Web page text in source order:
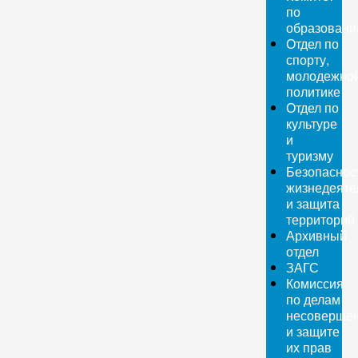
по
Отдел по
спорту,
политике
Отдел по
культуре
и
туризму
и защита
территорий
Архивный
отдел
ЗАГС
Комиссия
по делам
и защите
их прав